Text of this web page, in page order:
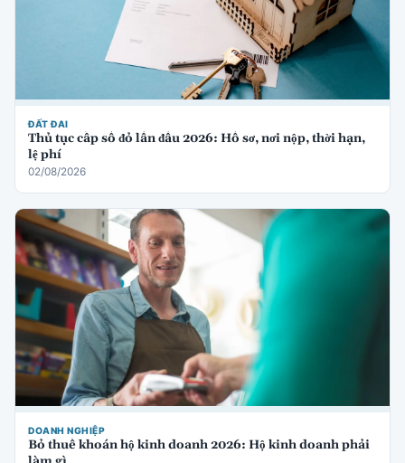
ĐẤT ĐAI
Thủ tục cấp sổ đỏ lần đầu 2026: Hồ sơ, nơi nộp, thời hạn,
lệ phí
02/08/2026
DOANH NGHIỆP
Bỏ thuế khoán hộ kinh doanh 2026: Hộ kinh doanh phải